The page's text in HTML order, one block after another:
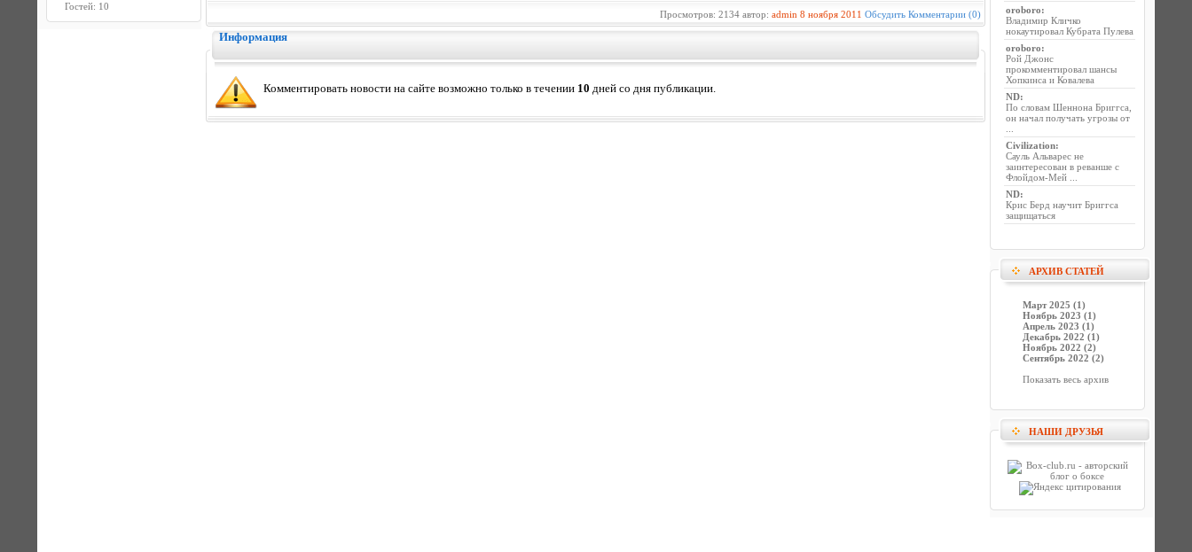
Гостей: 10
Просмотров: 2134 автор: admin 8 ноября 2011 Обсудить Комментарии (0)
Информация
Комментировать новости на сайте возможно только в течении 10 дней со дня публикации.
oroboro:
Владимир Кличко
нокаутировал Кубрата Пулева
oroboro:
Рой Джонс
прокомментировал шансы
Хопкинса и Ковалева
ND:
По словам Шеннона Бриггса,
он начал получать угрозы от
Civilization:
Сауль Альварес не
заинтересован в реванше с
Флойдом-Мей ...
ND:
Крис Берд научит Бриггса
защищаться
АРХИВ СТАТЕЙ
Март 2025 (1)
Ноябрь 2023 (1)
Апрель 2023 (1)
Декабрь 2022 (1)
Ноябрь 2022 (2)
Сентябрь 2022 (2)
Показать весь архив
НАШИ ДРУЗЬЯ